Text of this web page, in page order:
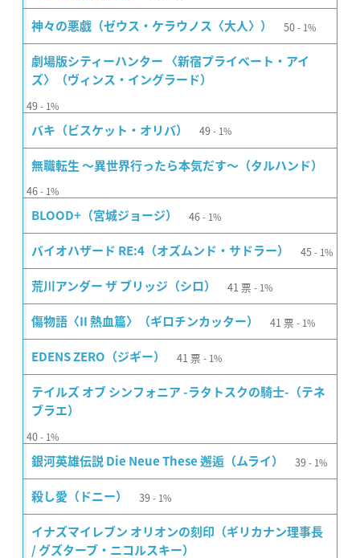
神々の悪戯（ゼウス・ケラウノス〈大人〉） 50 1%
劇場版シティーハンター 〈新宿プライベート・アイ
ズ〉（ヴィンス・イングラード）
49 1%
バキ（ビスケット・オリバ） 49 1%
無職転生 〜異世界行ったら本気だす〜（タルハンド）
46 1%
BLOOD+（宮城ジョージ） 46 1%
バイオハザード RE:4（オズムンド・サドラー） 45 1%
荒川アンダー ザ ブリッジ（シロ） 41 票 1%
傷物語〈II 熱血篇〉（ギロチンカッター） 41 票 1%
EDENS ZERO（ジギー） 41 票 1%
テイルズ オブ シンフォニア -ラタトスクの騎士-（テネ
ブラエ）
40 1%
銀河英雄伝説 Die Neue These 邂逅（ムライ） 39 1%
殺し愛（ドニー） 39 1%
イナズマイレブン オリオンの刻印（ギリカナン理事長
/ グズターブ・ニコルスキー）